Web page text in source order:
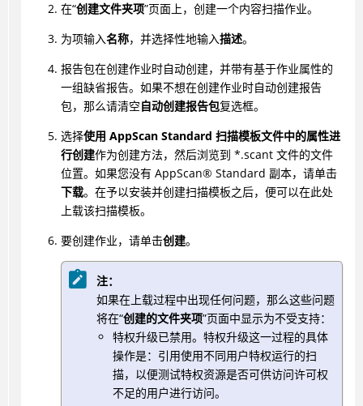
在“创建文件夹项”页面上，创建一个内容扫描作业。
为项输入名称，并选择性地输入描述。
报告包在创建作业时自动创建，并带有基于作业属性的
一组缺省报告。如果不想在创建作业时自动创建报告
包，那么请清空自动创建报告包复选框。
选择使用 AppScan Standard 扫描模板文件中的属性进
行创建作为创建方法，然后浏览到 *.scant 文件的文件
位置。如果您没有 AppScan® Standard 副本，请单击
下载。在予以安装并创建扫描模板之后，便可以在此处
上载该扫描模板。
要创建作业，请单击创建。
注：
如果在上载过程中出现任何问题，那么这些问题
将在“创建的文件夹项”页面中显示为不受支持：
特权升级已禁用。特权升级这一过程的具体
操作是：引用使用不同用户特权运行的扫
描，以便测试特权资源是否可供访问许可权
不足的用户进行访问。